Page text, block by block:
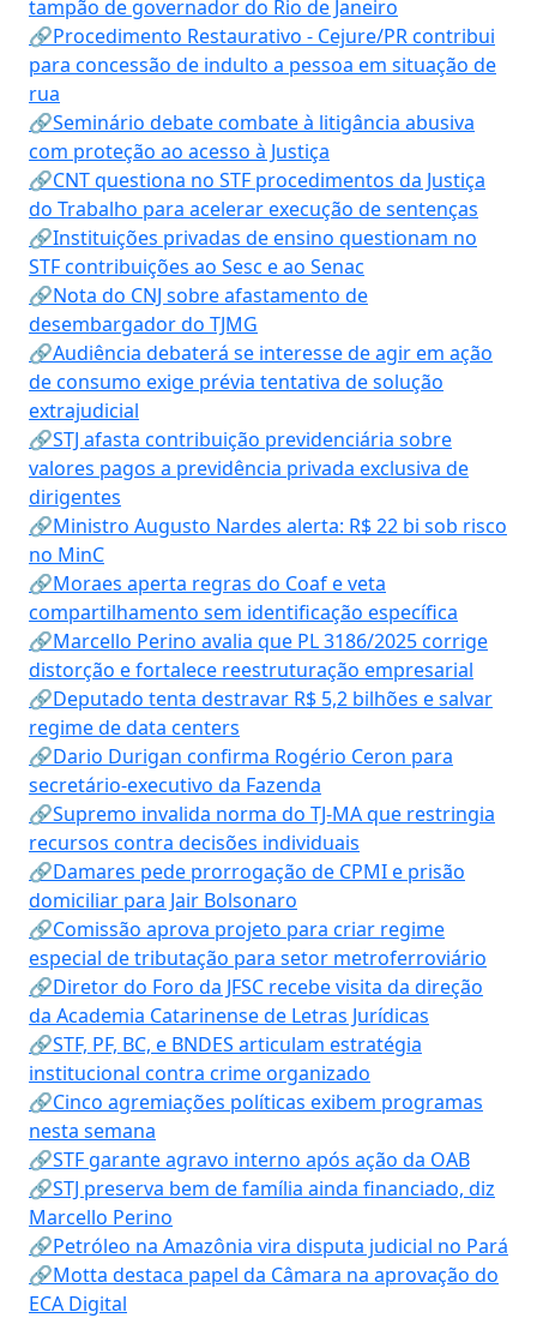
tampão de governador do Rio de Janeiro
🔗Procedimento Restaurativo - Cejure/PR contribui
para concessão de indulto a pessoa em situação de
rua
🔗Seminário debate combate à litigância abusiva
com proteção ao acesso à Justiça
🔗CNT questiona no STF procedimentos da Justiça
do Trabalho para acelerar execução de sentenças
🔗Instituições privadas de ensino questionam no
STF contribuições ao Sesc e ao Senac
🔗Nota do CNJ sobre afastamento de
desembargador do TJMG
🔗Audiência debaterá se interesse de agir em ação
de consumo exige prévia tentativa de solução
extrajudicial
🔗STJ afasta contribuição previdenciária sobre
valores pagos a previdência privada exclusiva de
dirigentes
🔗Ministro Augusto Nardes alerta: R$ 22 bi sob risco
no MinC
🔗Moraes aperta regras do Coaf e veta
compartilhamento sem identificação específica
🔗Marcello Perino avalia que PL 3186/2025 corrige
distorção e fortalece reestruturação empresarial
🔗Deputado tenta destravar R$ 5,2 bilhões e salvar
regime de data centers
🔗Dario Durigan confirma Rogério Ceron para
secretário-executivo da Fazenda
🔗Supremo invalida norma do TJ-MA que restringia
recursos contra decisões individuais
🔗Damares pede prorrogação de CPMI e prisão
domiciliar para Jair Bolsonaro
🔗Comissão aprova projeto para criar regime
especial de tributação para setor metroferroviário
🔗Diretor do Foro da JFSC recebe visita da direção
da Academia Catarinense de Letras Jurídicas
🔗STF, PF, BC, e BNDES articulam estratégia
institucional contra crime organizado
🔗Cinco agremiações políticas exibem programas
nesta semana
🔗STF garante agravo interno após ação da OAB
🔗STJ preserva bem de família ainda financiado, diz
Marcello Perino
🔗Petróleo na Amazônia vira disputa judicial no Pará
🔗Motta destaca papel da Câmara na aprovação do
ECA Digital